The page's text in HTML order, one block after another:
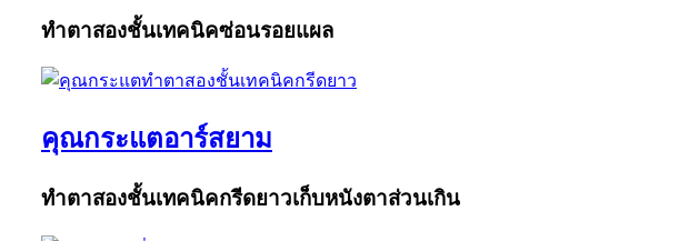
ทำตาสองชั้นเทคนิคซ่อนรอยแผล
คุณกระแตอาร์สยาม
ทำตาสองชั้นเทคนิคกรีดยาวเก็บหนังตาส่วนเกิน